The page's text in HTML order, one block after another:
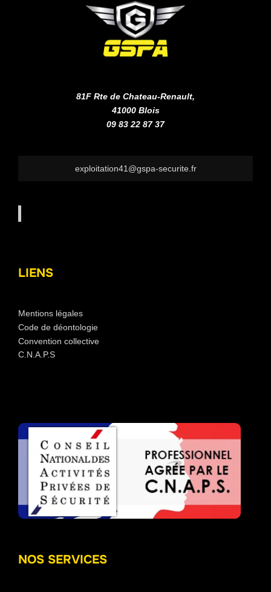
81F Rte de Chateau-Renault,
41000 Blois
09 83 22 87 37
exploitation41@gspa-securite.fr
LIENS
Mentions légales
Code de déontologie
Convention collective
C.N.A.P.S
NOS SERVICES